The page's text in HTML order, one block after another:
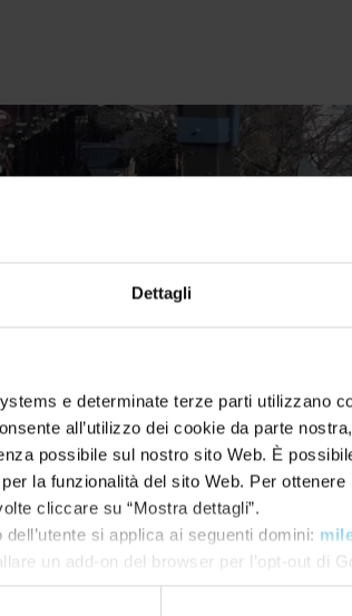
Dettagli
e determinate terze parti utilizzano
all’utilizzo dei cookie da parte
possibile sul nostro sito Web. È
la funzionalità del sito Web. Per
cliccare su “Mostra dettagli”.
si applica ai seguenti domini:
un add-on del browser per l’opt-out di
gaoptout?hl=en-GB. È sempre